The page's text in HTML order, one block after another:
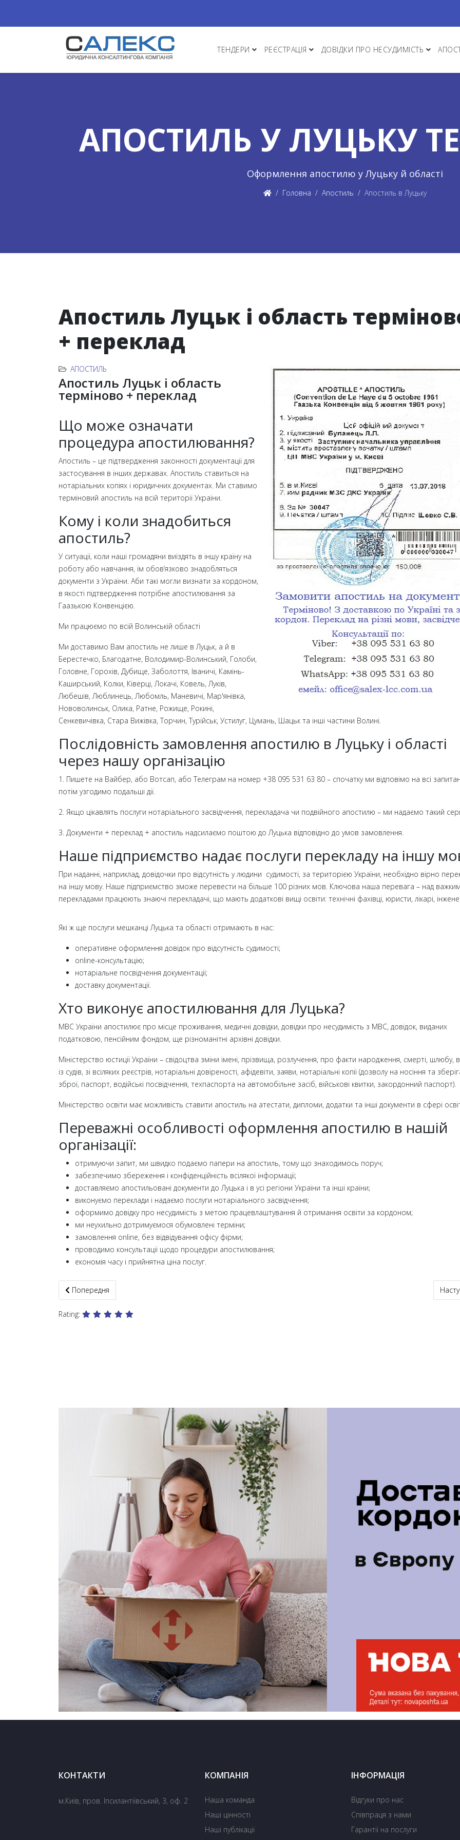
ТЕНДЕРИ РЕЄСТРАЦІЯ ДОВІДКИ ПРО НЕСУДИМІСТЬ
АПОСТИЛЬ У ЛУЦЬКУ
Оформлення апостилю у Луцьку й області
Головна Апостиль Апостиль в Луцьку
Апостиль Луцьк і область
+ переклад
АПОСТИЛЬ
Апостиль Луцьк і область
терміново + переклад
Що може означати
процедура апостилювання?
Апостиль – це підтвердження законності документації для
застосування в інших державах. Апостиль ставиться на
нотаріальних копіях і юридичних документах. Ми ставимо
терміновий апостиль на всій території України.
Кому і коли знадобиться
апостиль?
У ситуації, коли наші громадяни виїздять в іншу країну на
роботу або навчання, їм обов’язково знадобляться
документи з України. Аби такі могли визнати за кордоном,
в якості підтвердження потрібне апостилювання за
Гаазькою Конвенцією.
Ми працюємо по всій Волинській області
Ми доставимо Вам апостиль не лише в Луцьк, а й в
Берестечко, Благодатне, Володимир-Волинський, Голоби,
Головне, Горохів, Дубище, Заболоття, Іваничі, Камінь-
Каширський, Колки, Ківерці, Локачі, Ковель, Луків,
Любешів, Люблинець, Любомль, Маневичі, Мар'янівка,
Нововолинськ, Олика, Ратне, Рожище, Рокині,
Сенкевичівка, Стара Вижівка, Торчин, Турійськ, Устилуг, Цумань, Шацьк та інші частини Волині.
Послідовність замовлення апостилю в Луцьку і області
через нашу організацію
1. Пишете на Вайбер, або Вотсап, або Телеграм на номер +38 095 531 63 80 – спочатку ми відповімо на всі
потім узгодимо подальші дії.
2. Якщо цікавлять послуги нотаріального засвідчення, перекладача чи подвійного апостилю – ми надаємо такий
3. Документи + переклад + апостиль надсилаємо поштою до Луцька відповідно до умов замовлення.
Наше підприємство надає послуги перекладу на іншу
При наданні, наприклад, довідочки про відсутність у людини судимості, за територією України, необхідно вірно
на іншу мову. Наше підприємство зможе перевести на більше 100 різних мов. Ключова наша перевага – над
перекладами працюють знаючі перекладачі, що мають додаткові вищі освіти: технічні фахівці, юристи, лікарі,
Які ж ще послуги мешканці Луцька та області отримають в нас:
оперативне оформлення довідок про відсутність судимості;
online-консультацію;
нотаріальне посвідчення документації;
доставку документації.
Хто виконує апостилювання для Луцька?
МВС України апостилює про місце проживання, медичні довідки, довідки про несудимість з МВС, довідок, виданих
податковою, пенсійним фондом, ще різноманітні архівні довідки.
Міністерство юстиції України – свідоцтва зміни імені, прізвища, розлучення, про факти народження, смерті, шлюбу,
із судів, зі всіляких реєстрів, нотаріальні довіреності, афідевіти, заяви, нотаріальні копії (дозволу на носіння та
зброї, паспорт, водійські посвідчення, техпаспорта на автомобільне засіб, військові квитки, закордонний паспорт).
Міністерство освіти має можливість ставити апостиль на атестати, дипломи, додатки та інші документи в сфері
Переважні особливості оформлення апостилю в нашій
організації:
отримуючи запит, ми швидко подаємо папери на апостиль, тому що знаходимось поруч;
забезпечимо збереження і конфіденційність всілякої інформації;
доставляємо апостильовані документи до Луцька і в усі регіони України та інші країни;
виконуємо переклади і надаємо послуги нотаріального засвідчення;
оформимо довідку про несудимість з метою працевлаштування й отримання освіти за кордоном;
ми неухильно дотримуємося обумовлені терміни;
замовлення online, без відвідування офісу фірми;
проводимо консультації щодо процедури апостилювання;
економія часу і прийнятна ціна послуг.
Попередня стаття: Апостиль Рівне і область терміново + переклад
Попередня
Rating:
КОНТАКТИ
м.Київ, пров. Іпсилантіївський, 3, оф. 2
КОМПАНІЯ
Наша команда
Наші цінності
Наші публікації
ІНФОРМАЦІЯ
Відгуки про нас
Співпраця з нами
Гарантії на послуги